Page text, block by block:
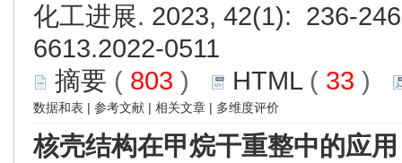
化工进展. 2023, 42(1): 236-
6613.2022-0511
摘要 ( 803 ) HTML( 33 )
数据和表 | 参考文献 | 相关文章 | 多维度评价
核壳结构在甲烷干重整中的应用